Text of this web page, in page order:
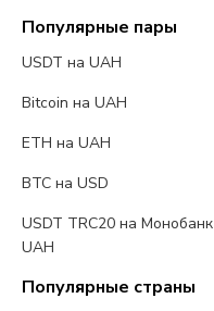
Популярные пары
USDT на UAH
Bitcoin на UAH
ETH на UAH
BTC на USD
USDT TRC20 на Монобанк
UAH
Популярные страны